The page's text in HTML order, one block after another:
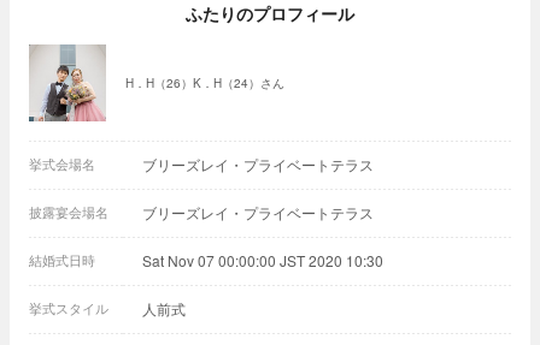
ふたりのプロフィール
H．H（26）K．H（24）さん
挙式会場名 ブリーズレイ・プライベートテラス
披露宴会場名 ブリーズレイ・プライベートテラス
結婚式日時 Sat Nov 07 00:00:00 JST 2020 10:30
挙式スタイル 人前式